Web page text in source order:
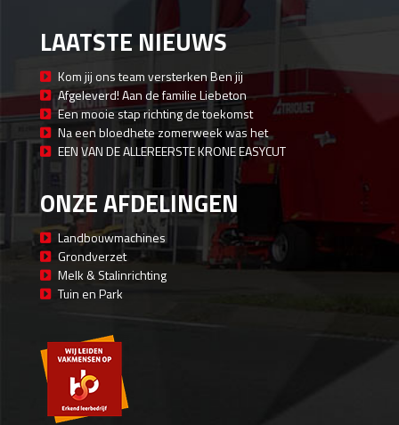
LAATSTE NIEUWS
Kom jij ons team versterken Ben jij
Afgeleverd! Aan de familie Liebeton
Een mooie stap richting de toekomst
Na een bloedhete zomerweek was het
EEN VAN DE ALLEREERSTE KRONE EASYCUT
ONZE AFDELINGEN
Landbouwmachines
Grondverzet
Melk & Stalinrichting
Tuin en Park